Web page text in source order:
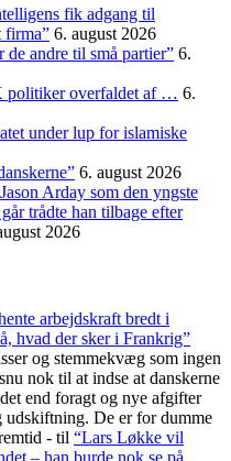
fik adgang til
firma” 6. august 2026
de andre til små partier” 6.
politiker overfaldet af … 6.
under lup for islamiske
6. august 2026
Arday som den yngste
trådte han tilbage efter
2026
arbejdskraft bredt i
hvad der sker i Frankrig”
og stemmekvæg som ingen
nok til at indse at danskerne
end foragt og nye afgifter
De er for dumme
- til “Lars Løkke vil
– han burde nok se på,